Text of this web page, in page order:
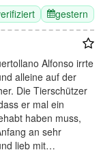
gestern
Alfonso irrte
alleine auf der
Die Tierschützer
er mal ein
haben muss,
an sehr
lieb mit…